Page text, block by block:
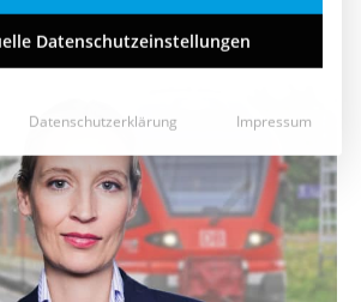
Datenschutzeinstellungen